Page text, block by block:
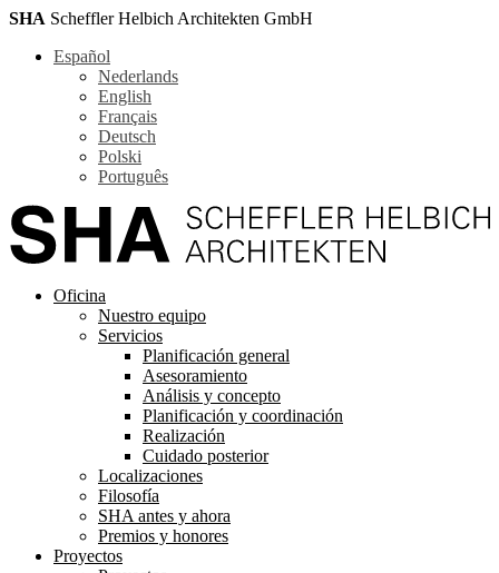
SHA Scheffler Helbich Architekten GmbH
Español
Nederlands
English
Français
Deutsch
Polski
Português
Oficina
Nuestro equipo
Servicios
Planificación general
Asesoramiento
Análisis y concepto
Planificación y coordinación
Realización
Cuidado posterior
Localizaciones
Filosofía
SHA antes y ahora
Premios y honores
Proyectos